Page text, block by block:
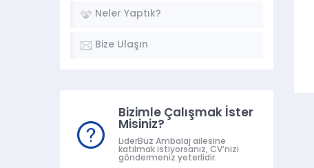
Neler Yaptık?
Bize Ulaşın
Bizimle Çalışmak İster
Misiniz?
LiderBuz Ambalaj ailesine
katılmak istiyorsanız, CV’nizi
göndermeniz yeterlidir.